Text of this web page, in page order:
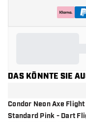
DAS KÖNNTE SIE
Condor Neon Axe
Standard Pink - Dart